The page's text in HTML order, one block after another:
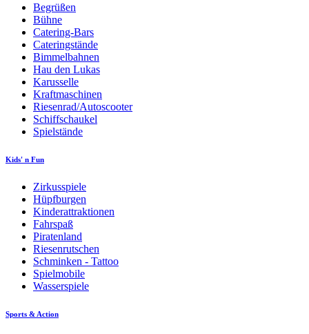
Begrüßen
Bühne
Catering-Bars
Cateringstände
Bimmelbahnen
Hau den Lukas
Karusselle
Kraftmaschinen
Riesenrad/Autoscooter
Schiffschaukel
Spielstände
Kids' n Fun
Zirkusspiele
Hüpfburgen
Kinderattraktionen
Fahrspaß
Piratenland
Riesenrutschen
Schminken - Tattoo
Spielmobile
Wasserspiele
Sports & Action